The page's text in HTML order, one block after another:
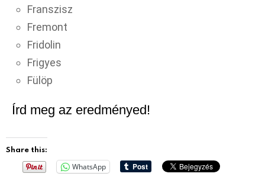
Franszisz
Fremont
Fridolin
Frigyes
Fülöp
Írd meg az eredményed!
Share this:
WhatsApp